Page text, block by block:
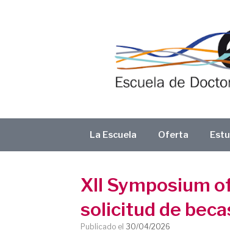
La Escuela Oferta
XII Symposium
solicitud de
Publicado el 30/04/2026